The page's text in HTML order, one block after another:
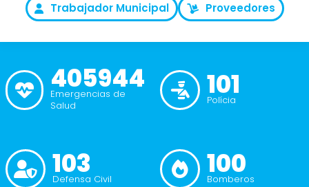
Trabajador Municipal Proveedores
405944
Emergencias de
Salud
101
Polícia
103
Defensa Civil 100
Bomberos